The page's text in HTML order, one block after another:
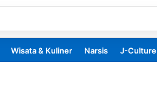
Wisata & Kuliner Narsis J-Culture